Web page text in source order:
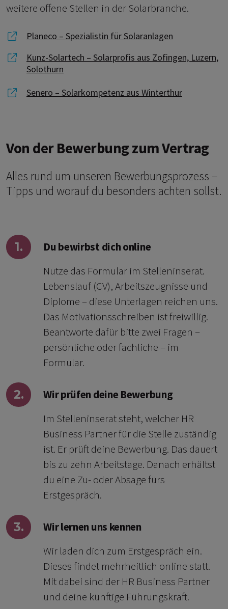
weitere offene Stellen in der Solarbranche.
Link zu Planeco – Spezialistin für Solaranlagen
Planeco – Spezialistin für Solaranlagen
Link zu Kunz-Solartech – Solarprofis aus Zofingen,
Kunz-Solartech – Solarprofis aus Zofingen, Luzern,
Solothurn
Link zu Senero – Solarkompetenz aus Winterthur
Senero – Solarkompetenz aus Winterthur
Von der Bewerbung zum Vertrag
Alles rund um unseren Bewerbungsprozess –
Tipps und worauf du besonders achten sollst.
1.
Du bewirbst dich online
Nutze das Formular im Stelleninserat.
Lebenslauf (CV), Arbeitszeugnisse und
Diplome – diese Unterlagen reichen uns.
Das Motivationsschreiben ist freiwillig.
Beantworte dafür bitte zwei Fragen –
persönliche oder fachliche – im
Formular.
2.
Wir prüfen deine Bewerbung
Im Stelleninserat steht, welcher HR
Business Partner für die Stelle zuständig
ist. Er prüft deine Bewerbung. Das dauert
bis zu zehn Arbeitstage. Danach erhältst
du eine Zu- oder Absage fürs
Erstgespräch.
3.
Wir lernen uns kennen
Wir laden dich zum Erstgespräch ein.
Dieses findet mehrheitlich online statt.
Mit dabei sind der HR Business Partner
und deine künftige Führungskraft.